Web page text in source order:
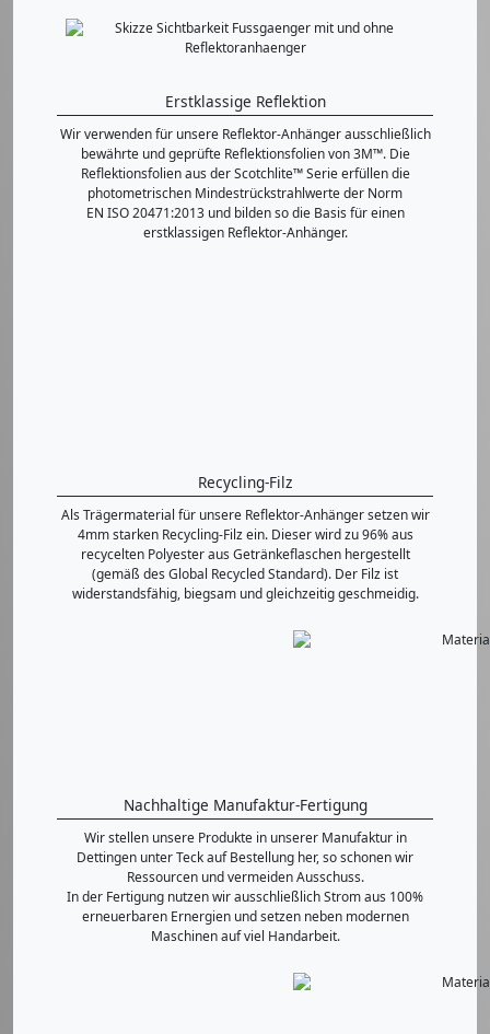
Erstklassige Reflektion
Wir verwenden für unsere Reflektor-Anhänger ausschließlich
bewährte und geprüfte Reflektionsfolien von 3M™. Die
Reflektionsfolien aus der Scotchlite™ Serie erfüllen die
photometrischen Mindestrückstrahlwerte der Norm
EN ISO 20471:2013 und bilden so die Basis für einen
erstklassigen Reflektor-Anhänger.
Recycling-Filz
Als Trägermaterial für unsere Reflektor-Anhänger setzen wir
4mm starken Recycling-Filz ein. Dieser wird zu 96% aus
recycelten Polyester aus Getränkeflaschen hergestellt
(gemäß des Global Recycled Standard). Der Filz ist
widerstandsfähig, biegsam und gleichzeitig geschmeidig.
Nachhaltige Manufaktur-Fertigung
Wir stellen unsere Produkte in unserer Manufaktur in
Dettingen unter Teck auf Bestellung her, so schonen wir
Ressourcen und vermeiden Ausschuss.
In der Fertigung nutzen wir ausschließlich Strom aus 100%
erneuerbaren Ernergien und setzen neben modernen
Maschinen auf viel Handarbeit.